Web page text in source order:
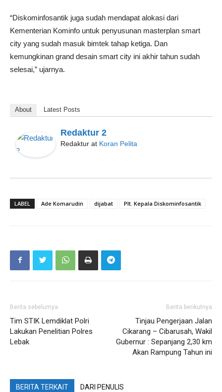
“Diskominfosantik juga sudah mendapat alokasi dari
Kementerian Kominfo untuk penyusunan masterplan smart
city yang sudah masuk bimtek tahap ketiga. Dan
kemungkinan grand desain smart city ini akhir tahun sudah
selesai,” ujarnya.
About Latest Posts
Redaktur 2
Redaktur at Koran Pelita
LABEL Ade Komarudin dijabat Plt. Kepala Diskominfosantik
Berita sebelumya
Tim STIK Lemdiklat Polri
Lakukan Penelitian Polres
Lebak
Berita berikutnya
Tinjau Pengerjaan Jalan
Cikarang – Cibarusah, Wakil
Gubernur : Sepanjang 2,30 km
Akan Rampung Tahun ini
BERITA TERKAIT DARI PENULIS